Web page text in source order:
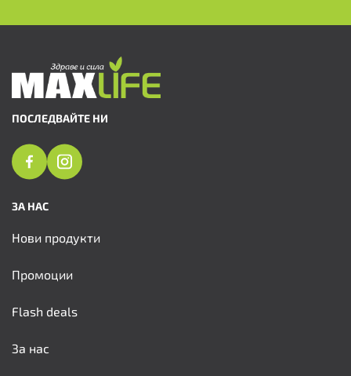
ПОСЛЕДВАЙТЕ НИ
ЗА НАС
Нови продукти
Промоции
Flash deals
За нас